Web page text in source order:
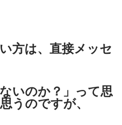
方は、直接メッセ
いのか？」って思
うのですが、